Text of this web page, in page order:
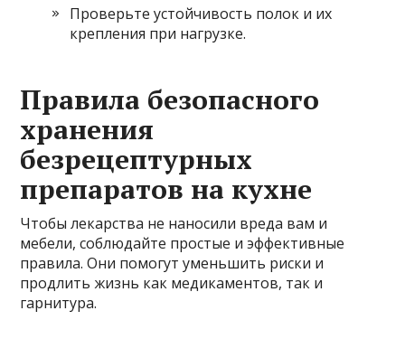
Проверьте устойчивость полок и их
крепления при нагрузке.
Правила безопасного
хранения
безрецептурных
препаратов на кухне
Чтобы лекарства не наносили вреда вам и
мебели, соблюдайте простые и эффективные
правила. Они помогут уменьшить риски и
продлить жизнь как медикаментов, так и
гарнитура.